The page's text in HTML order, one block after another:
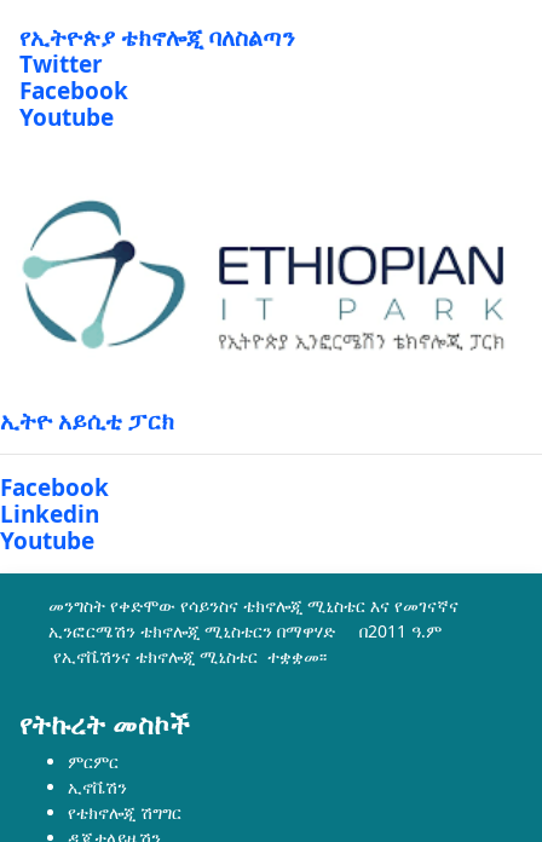
የኢትዮጵያ ቴክኖሎጂ ባለስልጣን
Twitter
Facebook
Youtube
ኢትዮ አይሲቲ ፓርክ
Facebook
Linkedin
Youtube
መንግስት የቀድሞው የሳይንስና ቴክኖሎጂ ሚኒስቴር እና የመገናኛና
ኢንፎርሜሽን ቴክኖሎጂ ሚኒስቴርን በማዋሃድ በ2011 ዓ.ም
የኢኖቬሽንና ቴክኖሎጂ ሚኒስቴር ተቋቋመ፡፡
የትኩረት መስኮች
ምርምር
ኢኖቬሽን
የቴክኖሎጂ ሽግግር